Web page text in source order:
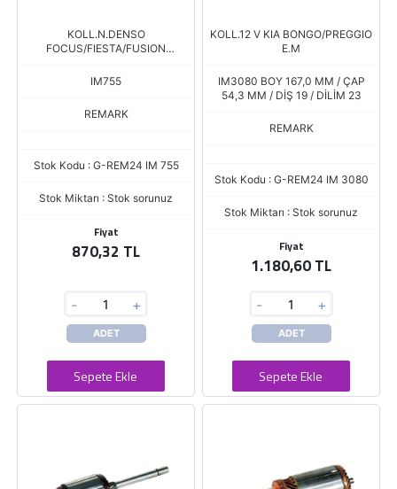
KOLL.N.DENSO
FOCUS/FIESTA/FUSION
IM755
REMARK
Stok Kodu : G-REM24 IM 755
Stok Miktarı : Stok sorunuz
Fiyat
870,32 TL
- +
ADET
Sepete Ekle
KOLL.12 V KIA BONGO/PREGGIO
E.M
IM3080 BOY 167,0 MM / ÇAP
54,3 MM / DİŞ 19 / DİLİM 23
REMARK
Stok Kodu : G-REM24 IM 3080
Stok Miktarı : Stok sorunuz
Fiyat
1.180,60 TL
- +
ADET
Sepete Ekle